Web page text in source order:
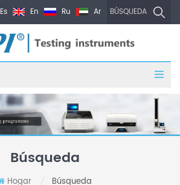
BÚSQUEDA
Es En Ru Ar
Búsqueda
Hogar Búsqueda